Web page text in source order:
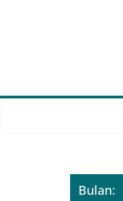
Bulan: